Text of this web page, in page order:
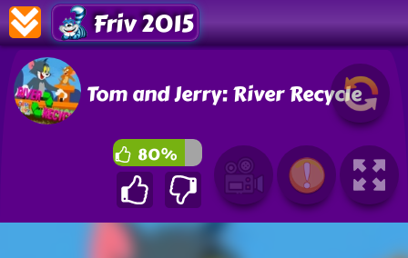
Friv 2015
Tom and Jerry: River Recycle
80%